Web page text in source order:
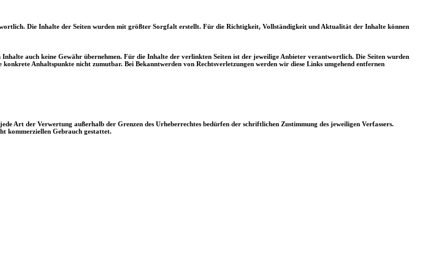
Die Inhalte der Seiten wurden mit größter Sorgfalt erstellt. Für die Richtigkeit, Vollständigkeit und Aktualität der Inhalte können
auch keine Gewähr übernehmen. Für die Inhalte der verlinkten Seiten ist der jeweilige Anbieter verantwortlich. Die Seiten wurden
Anhaltspunkte nicht zumutbar. Bei Bekanntwerden von Rechtsverletzungen werden wir diese Links umgehend entfernen
Art der Verwertung außerhalb der Grenzen des Urheberrechtes bedürfen der schriftlichen Zustimmung des jeweiligen Verfassers.
kommerziellen Gebrauch gestattet.